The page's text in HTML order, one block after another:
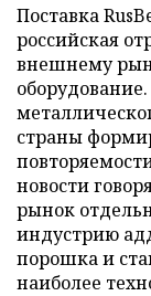
Поставка
российская
внешнему
страны
новости
рынок
индустрию
порошка и
наиболее